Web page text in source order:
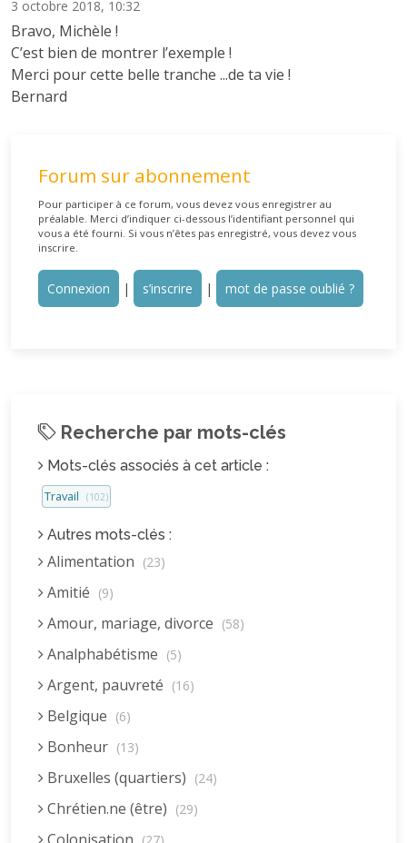
3 octobre 2018, 10:32
Bravo, Michèle !
C’est bien de montrer l’exemple !
Merci pour cette belle tranche ...de ta vie !
Bernard
Forum sur abonnement
Pour participer à ce forum, vous devez vous enregistrer au
préalable. Merci d’indiquer ci-dessous l’identifiant personnel qui
vous a été fourni. Si vous n’êtes pas enregistré, vous devez vous
inscrire.
Connexion | s’inscrire | mot de passe oublié ?
Recherche par mots-clés
Mots-clés associés à cet article :
Travail (102)
Autres mots-clés :
Alimentation (23)
Amitié (9)
Amour, mariage, divorce (58)
Analphabétisme (5)
Argent, pauvreté (16)
Belgique (6)
Bonheur (13)
Bruxelles (quartiers) (24)
Chrétien.ne (être) (29)